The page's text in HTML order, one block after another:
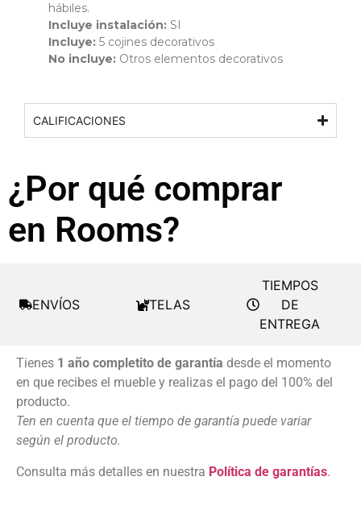
hábiles.
Incluye instalación: SI
Incluye: 5 cojines decorativos
No incluye: Otros elementos decorativos
CALIFICACIONES
¿Por qué comprar
en Rooms?
ENVÍOS TELAS
TIEMPOS
DE
ENTREGA
Tienes 1 año completito de garantía desde el momento
en que recibes el mueble y realizas el pago del 100% del
producto.
Ten en cuenta que el tiempo de garantía puede variar
según el producto.
Consulta más detalles en nuestra Política de garantías.